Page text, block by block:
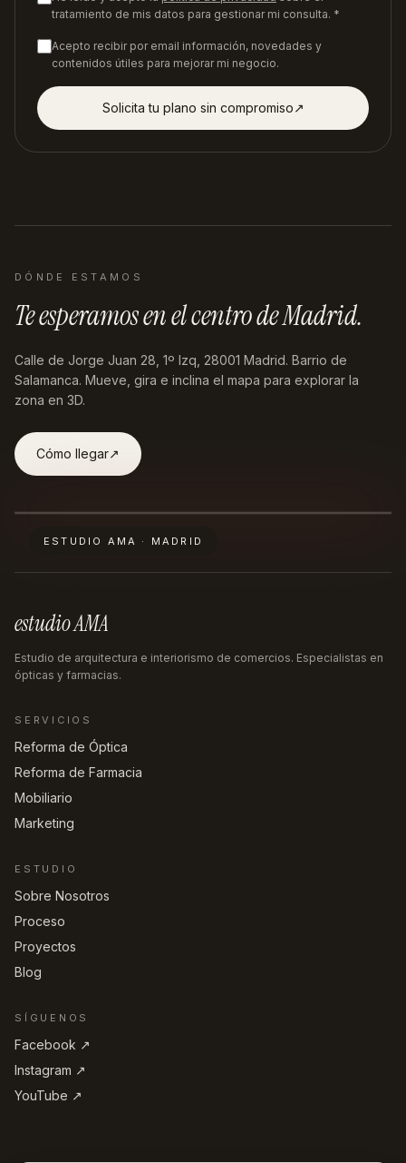
tratamiento de mis datos para gestionar mi consulta. *
Acepto recibir por email información, novedades y
contenidos útiles para mejorar mi negocio.
Solicita tu plano sin compromiso↗︎
DÓNDE ESTAMOS
Te esperamos enel centro de Madrid.
Calle de Jorge Juan 28, 1º Izq, 28001 Madrid. Barrio de
Salamanca. Mueve, gira e inclina el mapa para explorar la
zona en 3D.
Cómo llegar↗︎
ESTUDIO AMA · MADRID
estudio AMA
Estudio de arquitectura e interiorismo de comercios. Especialistas en
ópticas y farmacias.
SERVICIOS
Reforma de Óptica
Reforma de Farmacia
Mobiliario
Marketing
ESTUDIO
Sobre Nosotros
Proceso
Proyectos
Blog
SÍGUENOS
Facebook ↗︎
Instagram ↗︎
YouTube ↗︎